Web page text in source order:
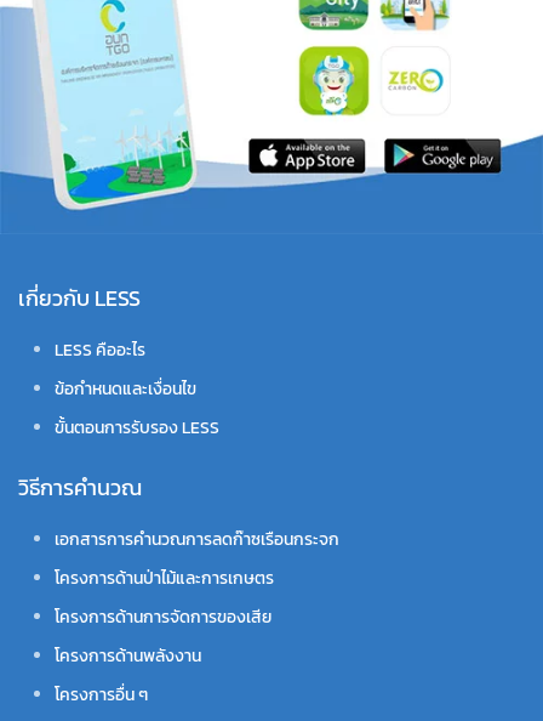
เกี่ยวกับ LESS
LESS คืออะไร
ข้อกำหนดและเงื่อนไข
ขั้นตอนการรับรอง LESS
วิธีการคำนวณ
เอกสารการคำนวณการลดก๊าซเรือนกระจก
โครงการด้านป่าไม้และการเกษตร
โครงการด้านการจัดการของเสีย
โครงการด้านพลังงาน
โครงการอื่น ๆ